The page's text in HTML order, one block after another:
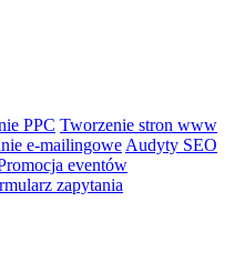
PPC Tworzenie stron www
e-mailingowe Audyty SEO
eventów
zapytania